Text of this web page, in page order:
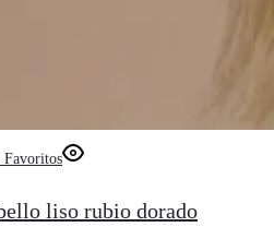
Favoritos
liso rubio dorado